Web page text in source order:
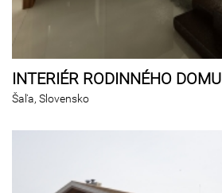
INTERIÉR RODINNÉHO DOMU
Šaľa, Slovensko